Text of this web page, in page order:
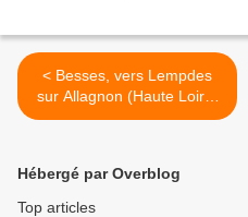
< Besses, vers Lempdes
sur Allagnon (Haute Loire)
... (1/2)
Hébergé par Overblog
Top articles